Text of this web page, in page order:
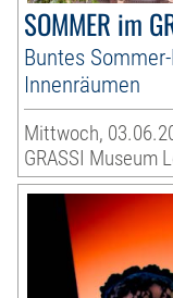
SOMMER im
Buntes
Innenräumen
Mittwoch,
GRASSI Museum